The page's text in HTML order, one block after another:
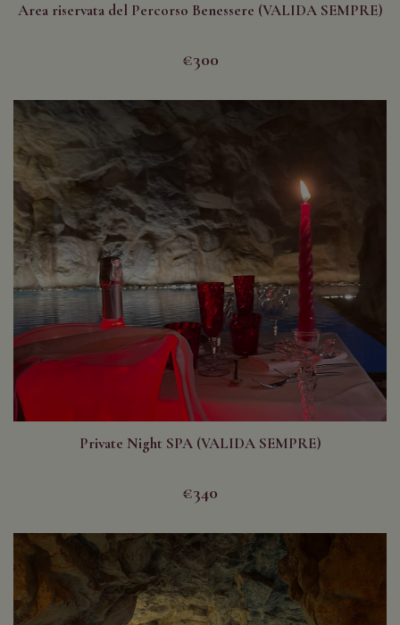
Area riservata del Percorso Benessere (VALIDA SEMPRE)
€300
Private Night SPA (VALIDA SEMPRE)
€340